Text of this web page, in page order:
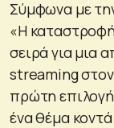
Σύμφωνα με
«Η
σειρά για μια
streaming στον
πρώτη επιλογή
ένα θέμα